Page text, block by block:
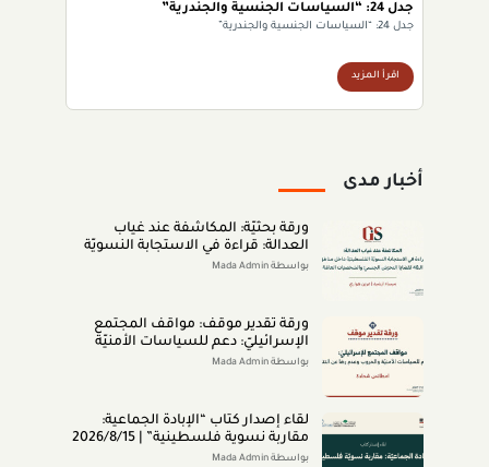
جدل 24: “السياسات الجنسية والجندرية”
جدل 24: “السياسات الجنسية والجندرية”
اقرأ المزيد
أخبار مدى
ورقة بحثيّة: المكاشفة عند غياب
العدالة: قراءة في الاستجابة النسويّة
بواسطة Mada Admin
ورقة تقدير موقف: مواقف المجتمع
الإسرائيليّ: دعم للسياسات الأمنيّة
والحروب وعدم رضا عن النتائج (تمّوز
بواسطة Mada Admin
لقاء إصدار كتاب “اﻹﺑﺎدةّ اﻟﺠﻤﺎﻋﻴﺔ:
ﻣﻘﺎرﺑﺔ ﻧﺴﻮﻳﺔ ﻓﻠﺴﻄﻴﻨﻴﺔ” | 2026/8/15
|بواسطة Mada Admin